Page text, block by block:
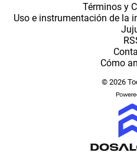
Términos y
Uso e instrumentación de la
Cómo
© 2026